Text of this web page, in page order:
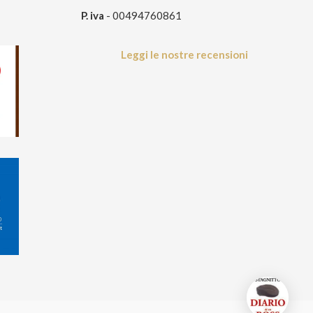
P. iva - 00494760861
Leggi le nostre recensioni